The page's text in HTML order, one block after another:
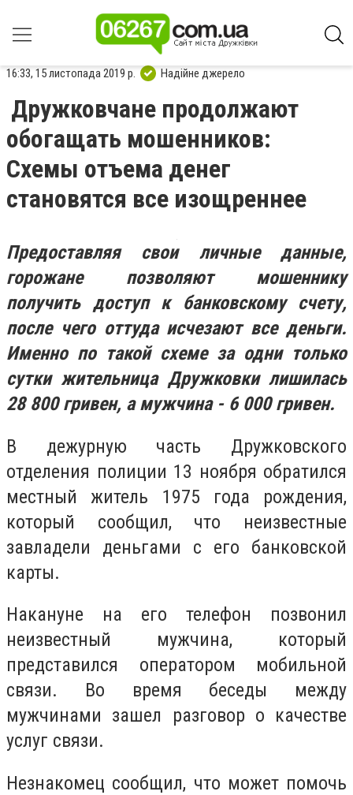
16:33, 15 листопада 2019 р. Надійне джерело
Дружковчане продолжают
обогащать мошенников:
Схемы отъема денег
становятся все изощреннее
Предоставляя свои личные данные,
горожане позволяют мошеннику
получить доступ к банковскому счету,
после чего оттуда исчезают все деньги.
Именно по такой схеме за одни только
сутки жительница Дружковки лишилась
28 800 гривен, а мужчина - 6 000 гривен.
В дежурную часть Дружковского
отделения полиции 13 ноября обратился
местный житель 1975 года рождения,
который сообщил, что неизвестные
завладели деньгами с его банковской
карты.
Накануне на его телефон позвонил
неизвестный мужчина, который
представился оператором мобильной
связи. Во время беседы между
мужчинами зашел разговор о качестве
услуг связи.
Незнакомец сообщил, что может помочь